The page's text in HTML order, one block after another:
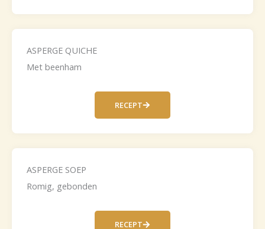
ASPERGE QUICHE
Met beenham
RECEPT
ASPERGE SOEP
Romig, gebonden
RECEPT